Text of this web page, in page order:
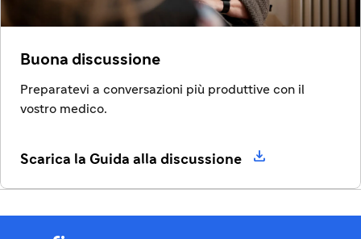
Buona discussione
Preparatevi a conversazioni più produttive con il
vostro medico.
Scarica la Guida alla discussione 